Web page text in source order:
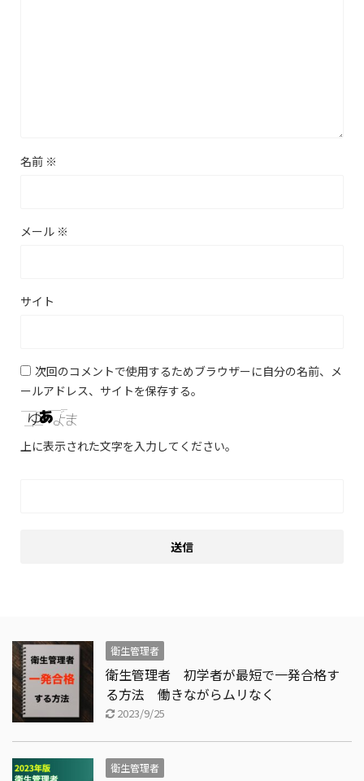
名前 ※
メール ※
サイト
次回のコメントで使用するためブラウザーに自分の名前、メ
ールアドレス、サイトを保存する。
上に表示された文字を入力してください。
衛生管理者
衛生管理者 初学者が最短で一発合格す
る方法 働きながらムリなく
2023/9/25
衛生管理者